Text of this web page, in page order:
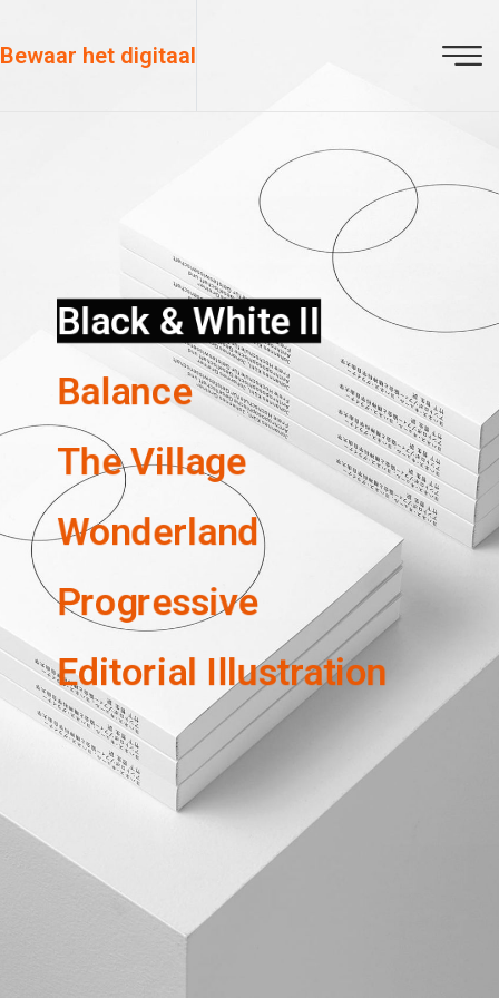
Bewaar het digitaal
Black & White II
Balance
The Village
Wonderland
Progressive
Editorial Illustration